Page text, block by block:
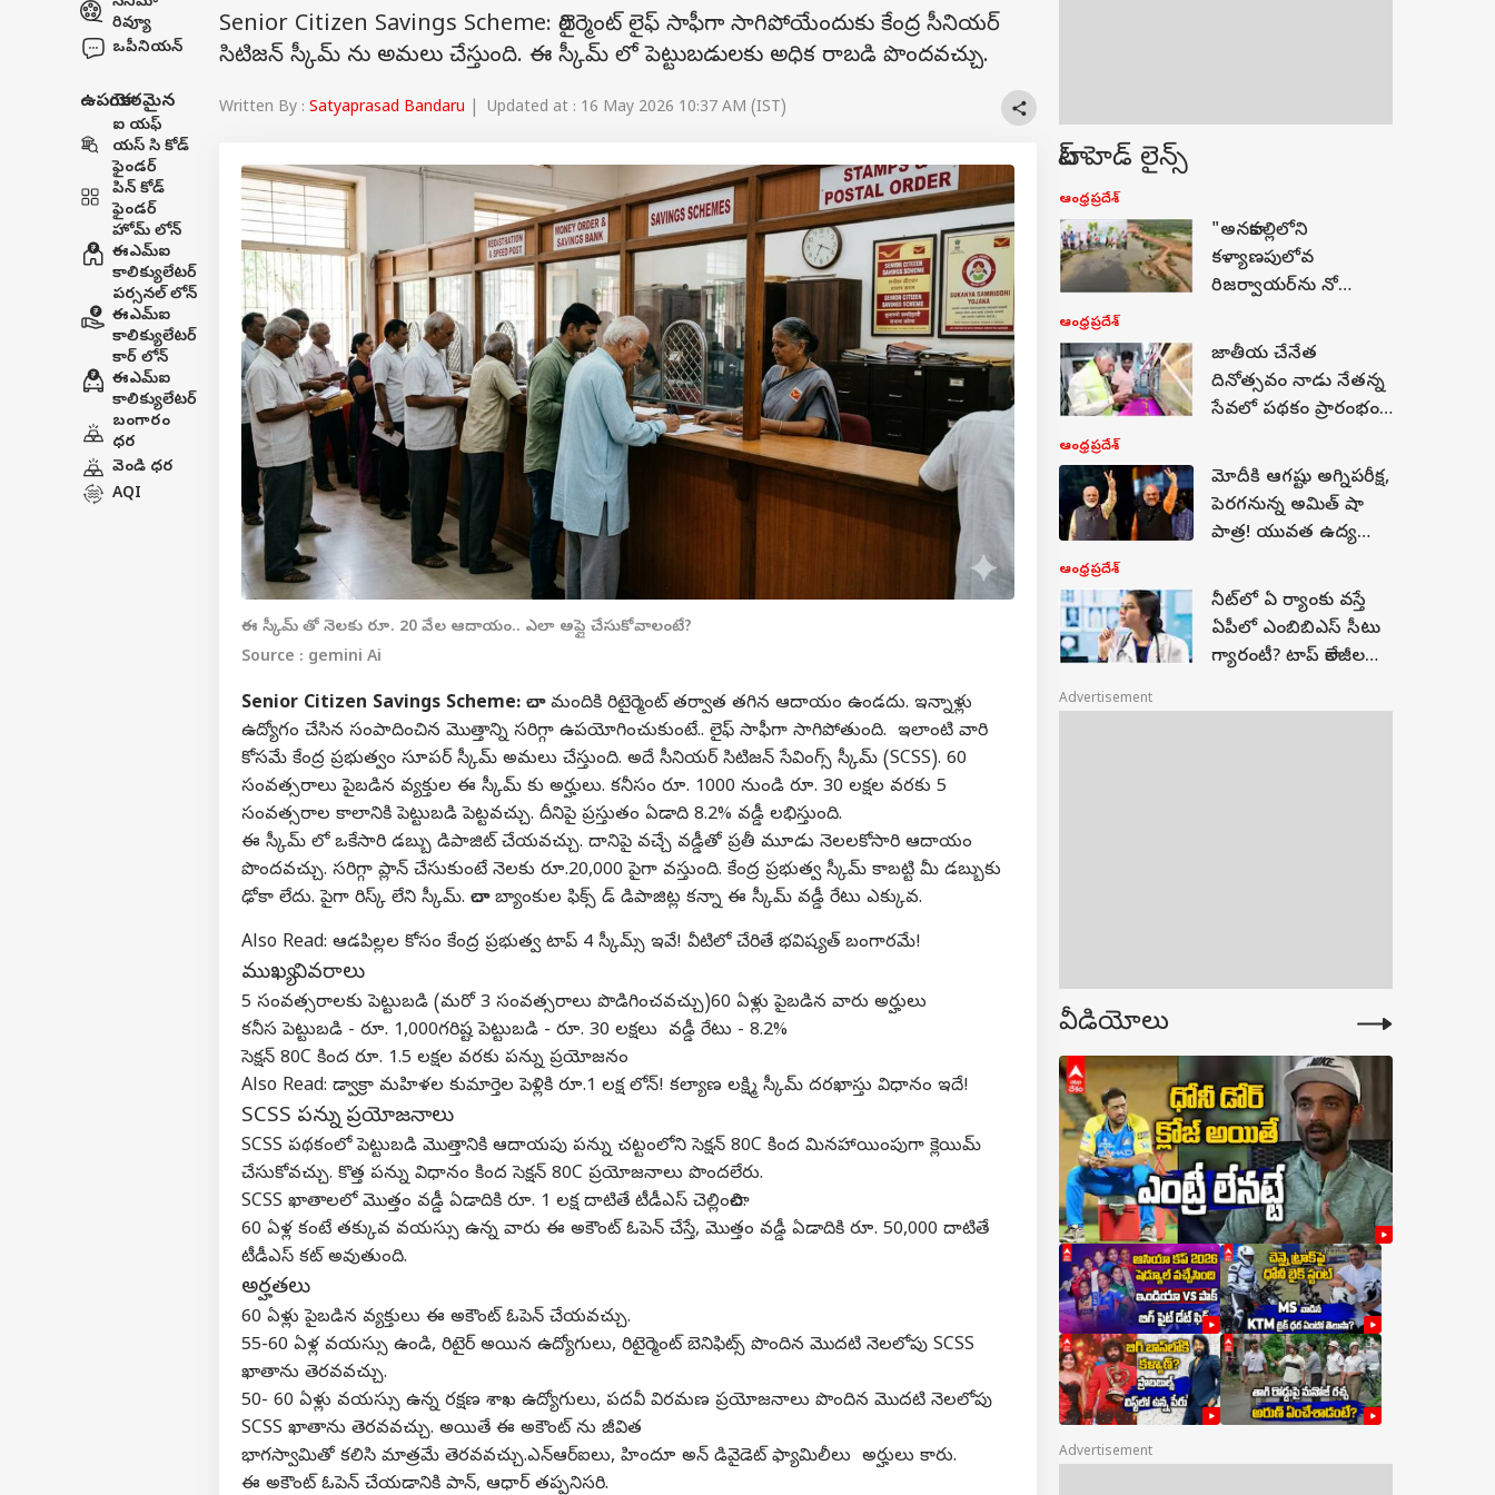
రివ్యూ
ఒపీనియన్
ఉపయోగకరమైన
ఐ యఫ్
యస్ సి కోడ్
ఫైండర్
పిన్ కోడ్
ఫైండర్
హోమ్ లోన్
ఈఎమ్ఐ
కాలిక్యులేటర్
పర్సనల్ లోన్
ఈఎమ్ఐ
కాలిక్యులేటర్
కార్ లోన్
ఈఎమ్ఐ
కాలిక్యులేటర్
బంగారం
ధర
వెండి ధర
AQI
Senior Citizen Savings Scheme: రిటైర్మెంట్ లైఫ్ సాఫీగా సాగిపోయేందుకు కేంద్ర సీనియర్
సిటిజన్ స్కీమ్ ను అమలు చేస్తుంది. ఈ స్కీమ్ లో పెట్టుబడులకు అధిక రాబడి పొందవచ్చు.
Written By : Satyaprasad Bandaru | Updated at : 16 May 2026 10:37 AM (IST)
ఈ స్కీమ్ తో నెలకు రూ. 20 వేల ఆదాయం.. ఎలా అప్లై చేసుకోవాలంటే?
Source : gemini Ai
Senior Citizen Savings Scheme: చాలా మందికి రిటైర్మెంట్ తర్వాత తగిన ఆదాయం ఉండదు. ఇన్నాళ్లు
ఉద్యోగం చేసిన సంపాదించిన మొత్తాన్ని సరిగ్గా ఉపయోగించుకుంటే.. లైఫ్ సాఫీగా సాగిపోతుంది. ఇలాంటి వారి
కోసమే కేంద్ర ప్రభుత్వం సూపర్ స్కీమ్ అమలు చేస్తుంది. అదే సీనియర్ సిటిజన్ సేవింగ్స్ స్కీమ్ (SCSS). 60
సంవత్సరాలు పైబడిన వ్యక్తుల ఈ స్కీమ్ కు అర్హులు. కనీసం రూ. 1000 నుండి రూ. 30 లక్షల వరకు 5
సంవత్సరాల కాలానికి పెట్టుబడి పెట్టవచ్చు. దీనిపై ప్రస్తుతం ఏడాది 8.2% వడ్డీ లభిస్తుంది.
ఈ స్కీమ్ లో ఒకేసారి డబ్బు డిపాజిట్ చేయవచ్చు. దానిపై వచ్చే వడ్డీతో ప్రతీ మూడు నెలలకోసారి ఆదాయం
పొందవచ్చు. సరిగ్గా ప్లాన్ చేసుకుంటే నెలకు రూ.20,000 పైగా వస్తుంది. కేంద్ర ప్రభుత్వ స్కీమ్ కాబట్టి మీ డబ్బుకు
ఢోకా లేదు. పైగా రిస్క్ లేని స్కీమ్. చాలా బ్యాంకుల ఫిక్స్ డ్ డిపాజిట్ల కన్నా ఈ స్కీమ్ వడ్డీ రేటు ఎక్కువ.
Also Read: ఆడపిల్లల కోసం కేంద్ర ప్రభుత్వ టాప్ 4 స్కీమ్స్ ఇవే! వీటిలో చేరితే భవిష్యత్ బంగారమే!
ముఖ్య వివరాలు
5 సంవత్సరాలకు పెట్టుబడి (మరో 3 సంవత్సరాలు పొడిగించవచ్చు)60 ఏళ్లు పైబడిన వారు అర్హులు
కనీస పెట్టుబడి - రూ. 1,000గరిష్ట పెట్టుబడి - రూ. 30 లక్షలు వడ్డీ రేటు - 8.2%
సెక్షన్ 80C కింద రూ. 1.5 లక్షల వరకు పన్ను ప్రయోజనం
Also Read: డ్వాక్రా మహిళల కుమార్తెల పెళ్లికి రూ.1 లక్ష లోన్! కల్యాణ లక్ష్మి స్కీమ్ దరఖాస్తు విధానం ఇదే!
SCSS పన్ను ప్రయోజనాలు
SCSS పథకంలో పెట్టుబడి మొత్తానికి ఆదాయపు పన్ను చట్టంలోని సెక్షన్ 80C కింద మినహాయింపుగా క్లెయిమ్
చేసుకోవచ్చు. కొత్త పన్ను విధానం కింద సెక్షన్ 80C ప్రయోజనాలు పొందలేరు.
SCSS ఖాతాలలో మొత్తం వడ్డీ ఏడాదికి రూ. 1 లక్ష దాటితే టీడీఎస్ చెల్లించాలి.
60 ఏళ్ల కంటే తక్కువ వయస్సు ఉన్న వారు ఈ అకౌంట్ ఓపెన్ చేస్తే, మొత్తం వడ్డీ ఏడాదికి రూ. 50,000 దాటితే
టీడీఎస్ కట్ అవుతుంది.
అర్హతలు
60 ఏళ్లు పైబడిన వ్యక్తులు ఈ అకౌంట్ ఓపెన్ చేయవచ్చు.
55-60 ఏళ్ల వయస్సు ఉండి, రిటైర్ అయిన ఉద్యోగులు, రిటైర్మెంట్ బెనిఫిట్స్ పొందిన మొదటి నెలలోపు SCSS
ఖాతాను తెరవవచ్చు.
50- 60 ఏళ్లు వయస్సు ఉన్న రక్షణ శాఖ ఉద్యోగులు, పదవీ విరమణ ప్రయోజనాలు పొందిన మొదటి నెలలోపు
SCSS ఖాతాను తెరవవచ్చు. అయితే ఈ అకౌంట్ ను జీవిత
భాగస్వామితో కలిసి మాత్రమే తెరవవచ్చు.ఎన్ఆర్ఐలు, హిందూ అన్ డివైడెట్ ఫ్యామిలీలు అర్హులు కారు.
ఈ అకౌంట్ ఓపెన్ చేయడానికి పాన్, ఆధార్ తప్పనిసరి.
టాప్ హెడ్ లైన్స్
ఆంధ్రప్రదేశ్
"అనకాపల్లిలోని
కళ్యాణపులోవ
రిజర్వాయర్‌ను నో
ప్రకటించాలి" రైతులు,
గిరిజనుల జల దీక్ష !
ఆంధ్రప్రదేశ్
జాతీయ చేనేత
దినోత్సవం నాడు నేతన్న
సేవలో పథకం ప్రారంభం!
ఆర్థిక ఊతం!
ఆంధ్రప్రదేశ్
మోదీకి ఆగష్టు అగ్నిపరీక్ష,
పెరగనున్న అమిత్ షా
పాత్ర! యువత ఉద్యమం,
ప్రతిపక్షాల వ్యూహాలు
ఆంధ్రప్రదేశ్
నీట్‌లో ఏ ర్యాంకు వస్తే
ఏపీలో ఎంబిబిఎస్ సీటు
గ్యారంటీ? టాప్‌ కాలేజీల
Advertisement
వీడియోలు
Advertisement